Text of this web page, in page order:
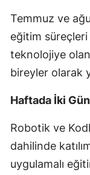
Temmuz ve
eğitim
teknolojiye olan
bireyler olarak
Haftada İki
Robotik ve
dahilinde
uygulamalı